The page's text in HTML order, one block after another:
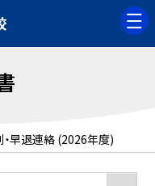
・早退連絡 (2026年度)